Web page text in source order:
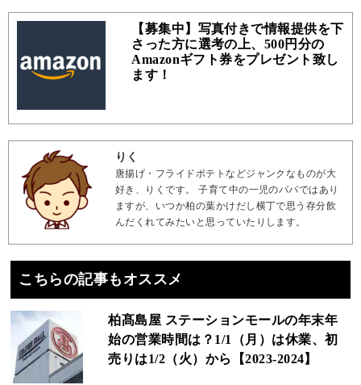
【募集中】写真付きで情報提供を下
さった方に選考の上、500円分の
Amazonギフト券をプレゼント致し
ます！
りく
唐揚げ・フライドポテトなどジャンクなものが大
好き、りくです。 子育て中の一児のパパではあり
ますが、いつか柏の葉かけだし横丁で思う存分飲
んだくれてみたいと思っていたりします。
こちらの記事もオススメ
柏髙島屋 ステーションモールの年末年
始の営業時間は？1/1（月）は休業、初
売りは1/2（火）から【2023-2024】